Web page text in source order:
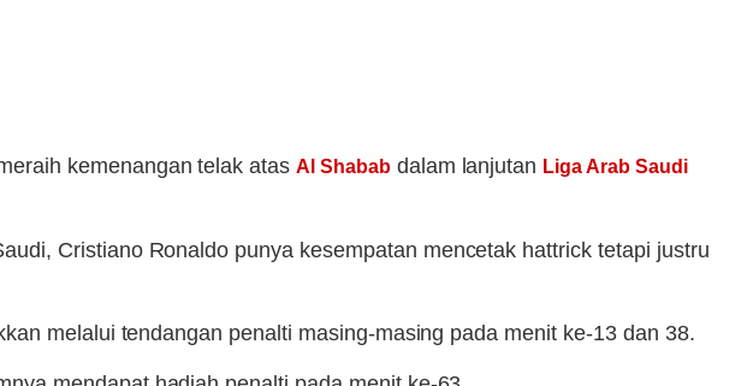
kemenangan telak atasAl Shababdalam lanjutan Liga Arab Saudi
Cristiano Ronaldo punya kesempatan mencetak hattrick tetapi justru
melalui tendangan penalti masing-masing pada menit ke-13 dan 38.